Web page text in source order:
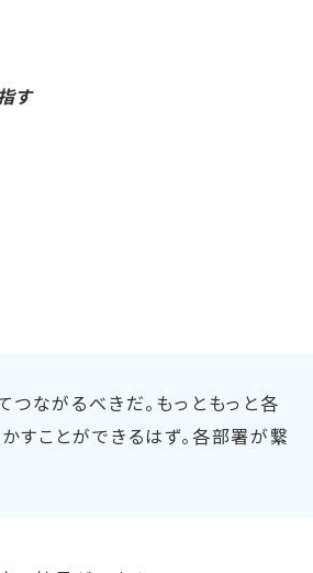
す
ながるべきだ。もっともっと各
ことができるはず。各部署が繋